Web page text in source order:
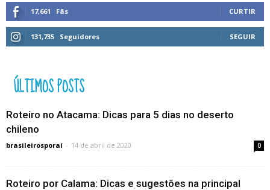
17,661 Fãs CURTIR
131,735 Seguidores SEGUIR
ÚLTIMOS POSTS
Roteiro no Atacama: Dicas para 5 dias no deserto
chileno
brasileirosporaí - 14 de abril de 2020 0
Roteiro por Calama: Dicas e sugestões na principal